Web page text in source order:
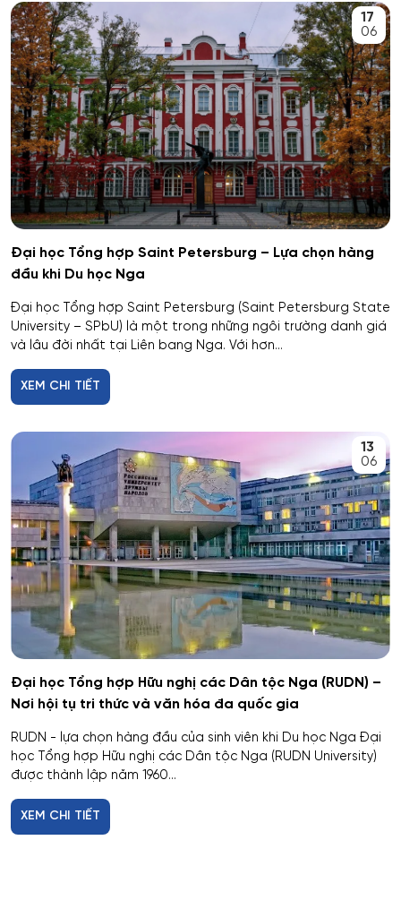
Hành chính công
Hóa dược
Hóa dầu và công nghệ sinh học
Hóa học
Hóa học cơ bản và ứng dụng
Hóa học, Vật lý và Cơ học Vật liệu
Hóa nông và khoa học đất nông nghiệp
Hóa sinh y học
Hải quan
Hệ thống chấp hành hàng không - vũ trụ
Hệ thống cơ điện đặc biệt
Hệ thống cấp nhiệt & điện cho thiết bị – cơ sở quân
sự kỹ thuật
Hệ thống dẫn đường và định vị
Hệ thống không gian và tên lửa
Hệ thống kỹ thuật radar đặc chủng
Hệ thống kỹ thuật tổ chức – kỹ thuật đặc thù
Hệ thống Làm lạnh, Thiết bị đông lạnh, Điều hòa
không khí và Hỗ trợ Sự sống
17
06
Đại học Tổng hợp Saint Petersburg – Lựa chọn hàng
đầu khi Du học Nga
Đại học Tổng hợp Saint Petersburg (Saint Petersburg State
University – SPbU) là một trong những ngôi trường danh giá
và lâu đời nhất tại Liên bang Nga. Với hơn...
XEM CHI TIẾT
13
06
Đại học Tổng hợp Hữu nghị các Dân tộc Nga (RUDN) –
Nơi hội tụ tri thức và văn hóa đa quốc gia
RUDN - lựa chọn hàng đầu của sinh viên khi Du học Nga Đại
học Tổng hợp Hữu nghị các Dân tộc Nga (RUDN University)
được thành lập năm 1960...
XEM CHI TIẾT